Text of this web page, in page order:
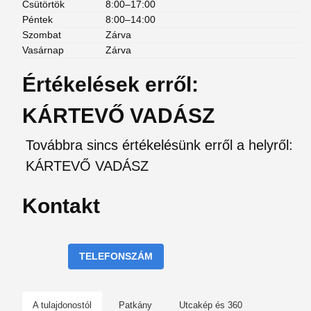
Csütörtök
8:00–17:00
Péntek
8:00–14:00
Szombat
Zárva
Vasárnap
Zárva
Értékelések erről:
KÁRTEVŐ VADÁSZ
Továbbra sincs értékelésünk erről a helyről:
KÁRTEVŐ VADÁSZ
Kontakt
TELEFONSZÁM
A tulajdonostól Patkány Utcakép és 360